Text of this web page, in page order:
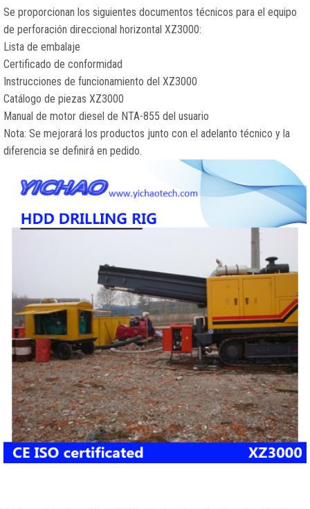
Se proporcionan los siguientes documentos técnicos para el equipo
de perforación direccional horizontal XZ3000:
Lista de embalaje
Certificado de conformidad
Instrucciones de funcionamiento del XZ3000
Catálogo de piezas XZ3000
Manual de motor diesel de NTA-855 del usuario
Nota: Se mejorará los productos junto con el adelanto técnico y la
diferencia se definirá en pedido.